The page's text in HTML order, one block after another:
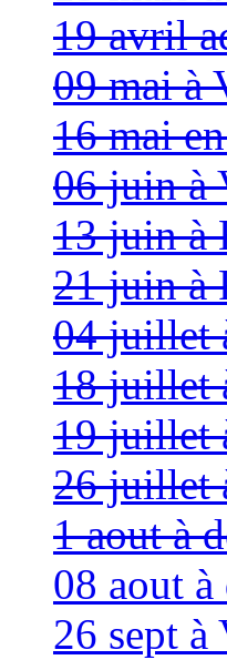
19 avril
09 mai à
16 mai
06 juin à
13 juin à
21 juin à
04 juillet
18 juillet
19 juillet
26 juillet
1 aout à
08 aout
26 sept à